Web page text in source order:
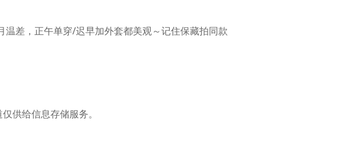
差，正午单穿/迟早加外套都美观～记住保藏拍同款
供给信息存储服务。